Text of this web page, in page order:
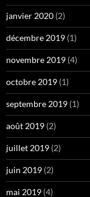
janvier 2020 (2)
décembre 2019 (1)
novembre 2019 (4)
octobre 2019 (1)
septembre 2019 (1)
août 2019 (2)
juillet 2019 (2)
juin 2019 (2)
mai 2019 (4)